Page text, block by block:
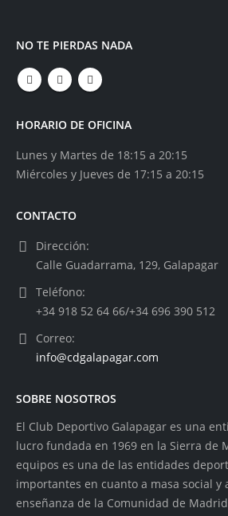
NO TE PIERDAS NADA
HORARIO DE OFICINA
Lunes y Martes de 18:15 a 20:15
Miércoles y Jueves de 17:15 a 20:15
CONTACTO
Dirección:
Calle Guadarrama, 129, Galapagar
Teléfono:
+34 918 52 64 66/+34 696 390 512
Correo:
info@cdgalapagar.com
SOBRE NOSOTROS
El Club Deportivo Galapagar es una
lucro fundada en 1969 en la Sierra de
equipos es una de las entidades
importantes en cuanto a masa social y
enseñanza de la Comunidad de